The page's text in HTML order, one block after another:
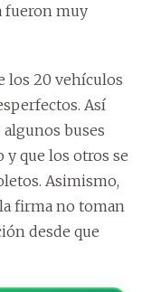
fueron muy
los 20 vehículos
Así
buses
que los otros se
Asimismo,
firma no toman
desde que